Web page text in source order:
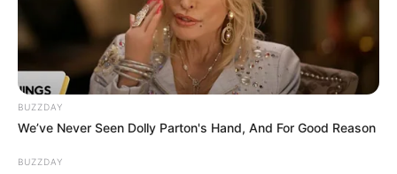
Es gehören deshalb museumspädagogische Angebote
ebenso dazu wieAbenteuerin Freizeitparks bzw. Spaß-
und Freizeitbädern sowie Erlebnisse inTierparks .
Mehrere der hier aufgelisteten Kinderausflugsziele taugen
darüber hinaus auch für eine spannende
Kindergeburtstagsfeier
. Und selbstverständlich sind sie oft
BUZZDAY
We’ve Never Seen Dolly Parton's Hand, And For Good Reason
BUZZDAY